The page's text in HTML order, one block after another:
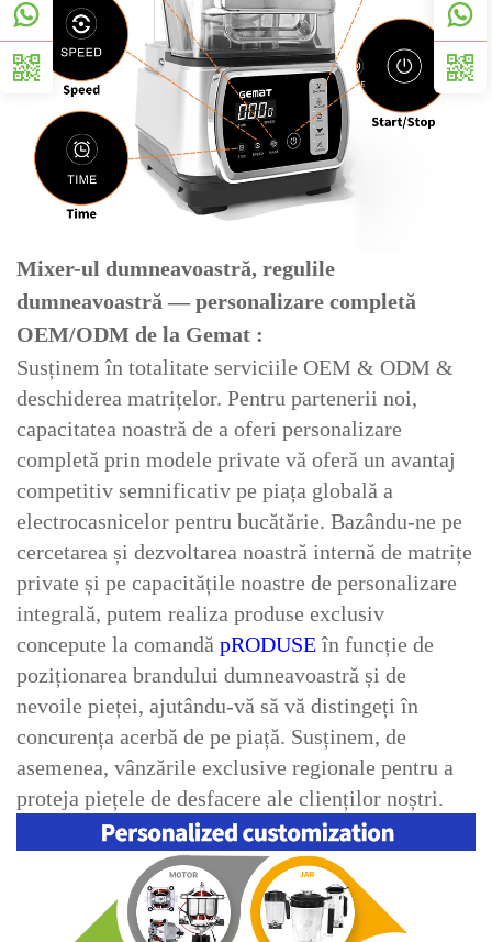
Mixer-ul dumneavoastră, regulile
dumneavoastră — personalizare completă
OEM/ODM de la Gemat :
Susținem în totalitate serviciile OEM & ODM &
deschiderea matrițelor. Pentru partenerii noi,
capacitatea noastră de a oferi personalizare
completă prin modele private vă oferă un avantaj
competitiv semnificativ pe piața globală a
electrocasnicelor pentru bucătărie. Bazându-ne pe
cercetarea și dezvoltarea noastră internă de matrițe
private și pe capacitățile noastre de personalizare
integrală, putem realiza produse exclusiv
concepute la comandă pRODUSEîn funcție de
poziționarea brandului dumneavoastră și de
nevoile pieței, ajutându-vă să vă distingeți în
concurența acerbă de pe piață. Susținem, de
asemenea, vânzările exclusive regionale pentru a
proteja piețele de desfacere ale clienților noștri.